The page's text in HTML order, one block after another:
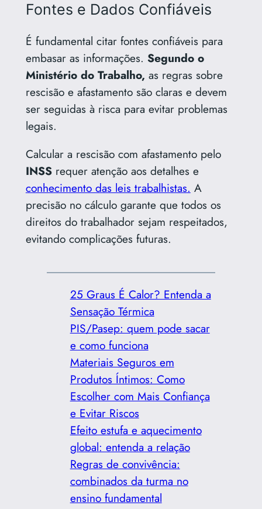
Fontes e Dados Confiáveis
É fundamental citar fontes confiáveis para
embasar as informações. Segundo o
Ministério do Trabalho, as regras sobre
rescisão e afastamento são claras e devem
ser seguidas à risca para evitar problemas
legais.
Calcular a rescisão com afastamento pelo
INSSrequer atenção aos detalhes e
conhecimento das leis trabalhistas. A
precisão no cálculo garante que todos os
direitos do trabalhador sejam respeitados,
evitando complicações futuras.
25 Graus É Calor? Entenda a
Sensação Térmica
PIS/Pasep: quem pode sacar
e como funciona
Materiais Seguros em
Produtos Íntimos: Como
Escolher com Mais Confiança
e Evitar Riscos
Efeito estufa e aquecimento
global: entenda a relação
Regras de convivência:
combinados da turma no
ensino fundamental